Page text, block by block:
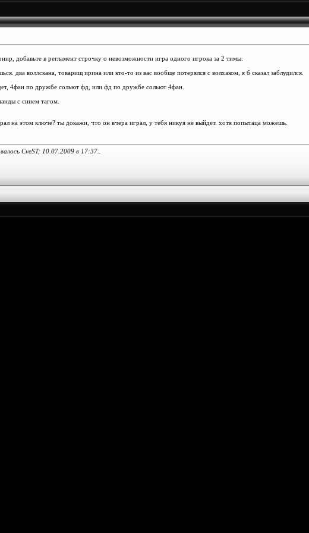
добавьте в регламент строчку о невозможности игра одного игрока за 2 тимы.
два воллскана, товарищ ирина или кто-то из вас вообще потерялся с волхаком, я б сказал заблудился.
4фан по дружбе сольют фд, или фд по дружбе сольют 4фан.
с синем тагом.
на этом ключе? ты докажи, что он вчера играл, у тебя никуя не выйдет. хотя попытаца можешь.
CveST; 10.07.2009 в 17:37